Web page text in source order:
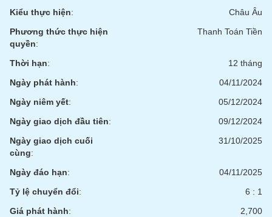
Kiểu thực hiện:
Châu Âu
Phương thức thực hiện
quyền:
Thanh Toán Tiền
Thời hạn:
12 tháng
Ngày phát hành:
04/11/2024
Ngày niêm yết:
05/12/2024
Ngày giao dịch đầu tiên:
09/12/2024
Ngày giao dịch cuối
cùng:
31/10/2025
Ngày đáo hạn:
04/11/2025
Tỷ lệ chuyển đổi:
6 : 1
Giá phát hành:
2,700
Mã
chứng
khoán
(-)
Tất cả Chứng
đạo
Tất cả Người nội bộ Cổ đông lớn
Tin
tức
(-)